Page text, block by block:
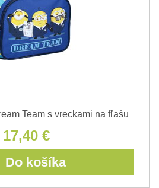
Team s vreckami na fľašu
17,40 €
košíka